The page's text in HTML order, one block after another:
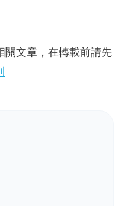
關文章，在轉載前請先